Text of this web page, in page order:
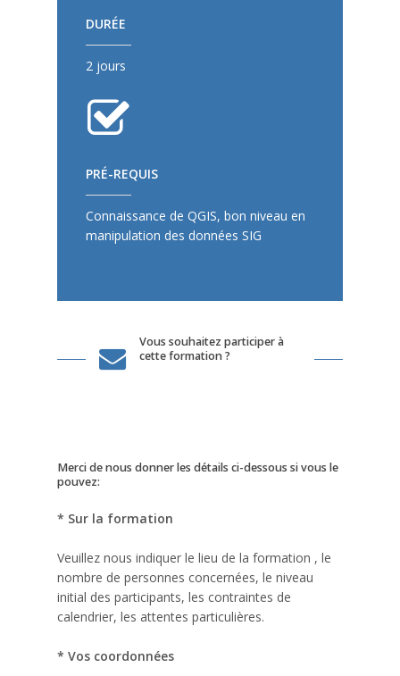
DURÉE
2 jours
PRÉ-REQUIS
Connaissance de QGIS, bon niveau en
manipulation des données SIG
Vous souhaitez participer à
cette formation ?
Merci de nous donner les détails ci-dessous si vous le
pouvez:
* Sur la formation
Veuillez nous indiquer le lieu de la formation , le
nombre de personnes concernées, le niveau
initial des participants, les contraintes de
calendrier, les attentes particulières.
* Vos coordonnées